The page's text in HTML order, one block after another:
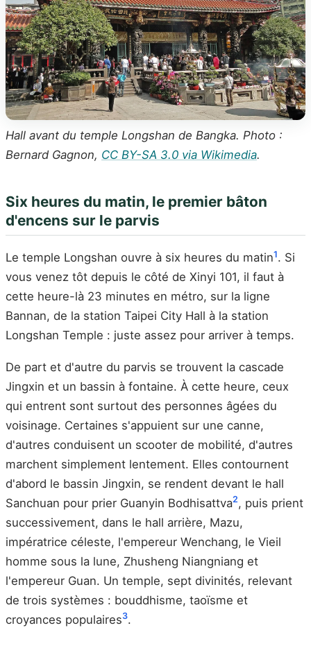
Hall avant du temple Longshan de Bangka. Photo :
Bernard Gagnon, CC BY-SA 3.0 via Wikimedia.
Six heures du matin, le premier bâton
d'encens sur le parvis
Le temple Longshan ouvre à six heures du matin1. Si
vous venez tôt depuis le côté de Xinyi 101, il faut à
cette heure-là 23 minutes en métro, sur la ligne
Bannan, de la station Taipei City Hall à la station
Longshan Temple : juste assez pour arriver à temps.
De part et d'autre du parvis se trouvent la cascade
Jingxin et un bassin à fontaine. À cette heure, ceux
qui entrent sont surtout des personnes âgées du
voisinage. Certaines s'appuient sur une canne,
d'autres conduisent un scooter de mobilité, d'autres
marchent simplement lentement. Elles contournent
d'abord le bassin Jingxin, se rendent devant le hall
Sanchuan pour prier Guanyin Bodhisattva2, puis prient
successivement, dans le hall arrière, Mazu,
impératrice céleste, l'empereur Wenchang, le Vieil
homme sous la lune, Zhusheng Niangniang et
l'empereur Guan. Un temple, sept divinités, relevant
de trois systèmes : bouddhisme, taoïsme et
croyances populaires3.